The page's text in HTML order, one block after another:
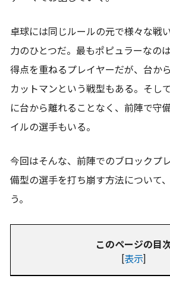
卓球には同じルールの元で様々な戦
力のひとつだ。最もポピュラーなの
得点を重ねるプレイヤーだが、台か
カットマンという戦型もある。そし
に台から離れることなく、前陣で守
イルの選手もいる。
今回はそんな、前陣でのブロックプ
備型の選手を打ち崩す方法について
う。
このページの目
[表示]